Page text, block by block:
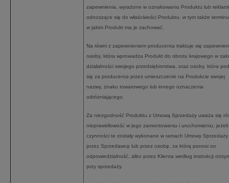
zapewnienia, wyrażone w oznakowaniu Produktu lub
odnoszące się do właściwości Produktu, w tym także
w jakim Produkt ma je zachować.
Na równi z zapewnieniem producenta traktuje się
osoby, która wprowadza Produkt do obrotu krajowego w
działalności swojego przedsiębiorstwa, oraz osoby, która
się za producenta przez umieszczenie na Produkcie swojej
nazwy, znaku towarowego lub innego oznaczenia
odróżniającego.
Za niezgodność Produktu z Umową Sprzedaży uważa się
nieprawidłowość w jego zamontowaniu i uruchomieniu, jeżeli
czynności te zostały wykonane w ramach Umowy Sprzedaży
przez Sprzedawcę lub przez osobę, za którą ponosi on
odpowiedzialność, albo przez Klienta według instrukcji
przy sprzedaży.